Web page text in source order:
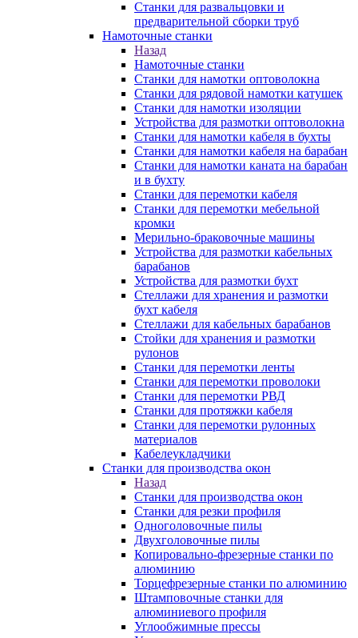
Станки для развальцовки и
предварительной сборки труб
Намоточные станки
Назад
Намоточные станки
Станки для намотки оптоволокна
Станки для рядовой намотки катушек
Станки для намотки изоляции
Устройства для размотки оптоволокна
Станки для намотки кабеля в бухты
Станки для намотки кабеля на барабан
Станки для намотки каната на барабан
и в бухту
Станки для перемотки кабеля
Станки для перемотки мебельной
кромки
Мерильно-браковочные машины
Устройства для размотки кабельных
барабанов
Устройства для размотки бухт
Стеллажи для хранения и размотки
бухт кабеля
Стеллажи для кабельных барабанов
Стойки для хранения и размотки
рулонов
Станки для перемотки ленты
Станки для перемотки проволоки
Станки для перемотки РВД
Станки для протяжки кабеля
Станки для перемотки рулонных
материалов
Кабелеукладчики
Станки для производства окон
Назад
Станки для производства окон
Станки для резки профиля
Одноголовочные пилы
Двухголовочные пилы
Копировально-фрезерные станки по
алюминию
Торцефрезерные станки по алюминию
Штамповочные станки для
алюминиевого профиля
Углообжимные прессы